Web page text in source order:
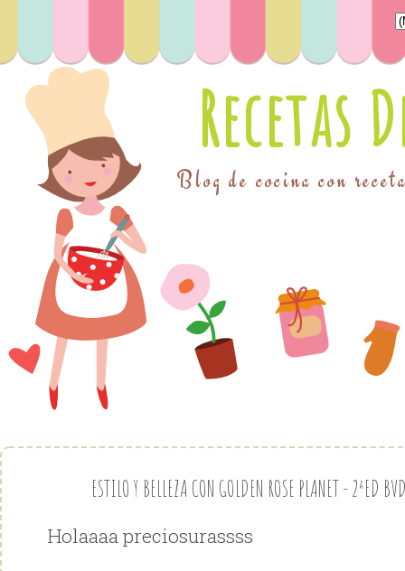
Recetas
Blog de cocina con
ESTILO Y BELLEZA CON GOLDEN ROSE PLANET - 2ªED
Holaaaa preciosurassss